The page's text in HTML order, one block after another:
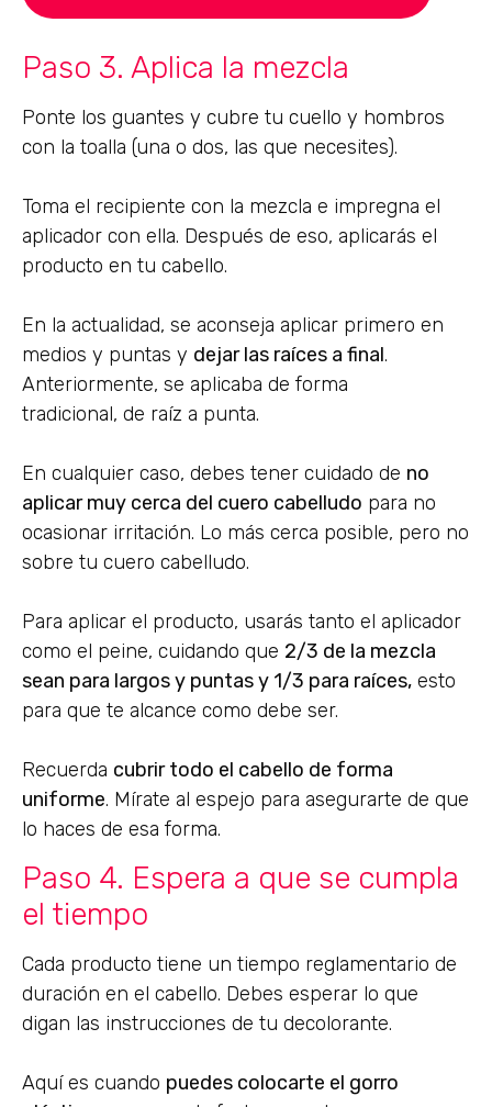
Paso 3. Aplica la mezcla
Ponte los guantes y cubre tu cuello y hombros
con la toalla (una o dos, las que necesites).
Toma el recipiente con la mezcla e impregna el
aplicador con ella. Después de eso, aplicarás el
producto en tu cabello.
En la actualidad, se aconseja aplicar primero en
medios y puntas y dejar las raíces a final.
Anteriormente, se aplicaba de forma
tradicional, de raíz a punta.
En cualquier caso, debes tener cuidado de no
aplicar muy cerca del cuero cabelludo para no
ocasionar irritación. Lo más cerca posible, pero no
sobre tu cuero cabelludo.
Para aplicar el producto, usarás tanto el aplicador
como el peine, cuidando que 2/3 de la mezcla
sean para largos y puntas y 1/3 para raíces, esto
para que te alcance como debe ser.
Recuerda cubrir todo el cabello de forma
uniforme. Mírate al espejo para asegurarte de que
lo haces de esa forma.
Paso 4. Espera a que se cumpla
el tiempo
Cada producto tiene un tiempo reglamentario de
duración en el cabello. Debes esperar lo que
digan las instrucciones de tu decolorante.
Aquí es cuando puedes colocarte el gorro